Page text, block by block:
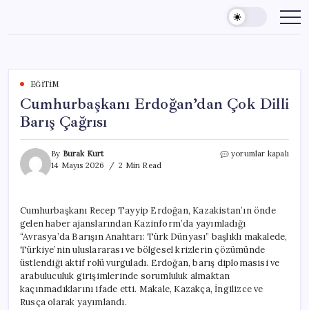
content
EĞITIM
Cumhurbaşkanı Erdoğan’dan Çok Dilli
Barış Çağrısı
By Burak Kurt
14 Mayıs 2026
2 Min Read
Cumhurbaşkanı
Çağrısı
için
yorumlar kapalı
Cumhurbaşkanı Recep Tayyip Erdoğan, Kazakistan’ın önde
gelen haber ajanslarından Kazinform’da yayımladığı
“Avrasya’da Barışın Anahtarı: Türk Dünyası” başlıklı makalede,
Türkiye’nin uluslararası ve bölgesel krizlerin çözümünde
üstlendiği aktif rolü vurguladı. Erdoğan, barış diplomasisi ve
arabuluculuk girişimlerinde sorumluluk almaktan
kaçınmadıklarını ifade etti. Makale, Kazakça, İngilizce ve
Rusça olarak yayımlandı.